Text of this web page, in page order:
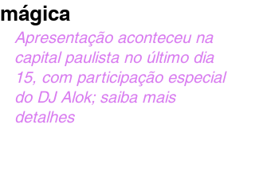
mágica
Apresentação aconteceu na
capital paulista no último dia
15, com participação especial
do DJ Alok; saiba mais
detalhes